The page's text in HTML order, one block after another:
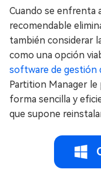
Cuando se enfrenta
recomendable
también considerar
como una opción
software de gestión
Partition Manager le
forma sencilla y
que supone